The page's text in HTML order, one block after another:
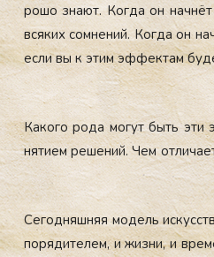
рошо зна­ют. Ког­да он нач­нёт
вся­ких сом­не­ний. Ког­да он
ес­ли вы к этим эф­фектам
Ка­кого ро­да мо­гут быть
няти­ем ре­шений. Чем
Се­год­няшняя мо­дель
по­ряди­телем, и жиз­ни, и